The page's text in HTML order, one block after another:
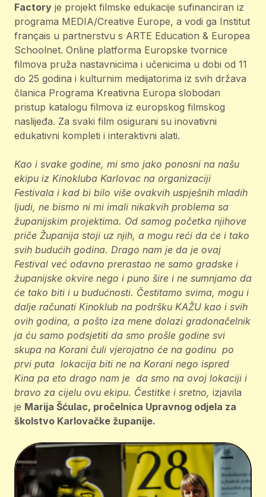
Factory je projekt filmske edukacije sufinanciran iz
programa MEDIA/Creative Europe, a vodi ga Institut
français u partnerstvu s ARTE Education & Europea
Schoolnet. Online platforma Europske tvornice
filmova pruža nastavnicima i učenicima u dobi od 11
do 25 godina i kulturnim medijatorima iz svih država
članica Programa Kreativna Europa slobodan
pristup katalogu filmova iz europskog filmskog
naslijeđa. Za svaki film osigurani su inovativni
edukativni kompleti i interaktivni alati.
Kao i svake godine, mi smo jako ponosni na našu
ekipu iz Kinokluba Karlovac na organizaciji
Festivala i kad bi bilo više ovakvih uspješnih mladih
ljudi, ne bismo ni mi imali nikakvih problema sa
županijskim projektima. Od samog početka njihove
priče Županija stoji uz njih, a mogu reći da će i tako
svih budućih godina. Drago nam je da je ovaj
Festival već odavno prerastao ne samo gradske i
županijske okvire nego i puno šire i ne sumnjamo da
će tako biti i u budućnosti. Čestitamo svima, mogu i
dalje računati Kinoklub na podršku KAŽU kao i svih
ovih godina, a pošto iza mene dolazi gradonačelnik
ja ću samo podsjetiti da smo prošle godine svi
skupa na Korani čuli vjerojatno će na godinu po
prvi puta lokacija biti ne na Korani nego ispred
Kina pa eto drago nam je da smo na ovoj lokaciji i
bravo za cijelu ovu ekipu. Čestitke i sretno, izjavila
je Marija Šćulac, pročelnica Upravnog odjela za
školstvo Karlovačke županije.